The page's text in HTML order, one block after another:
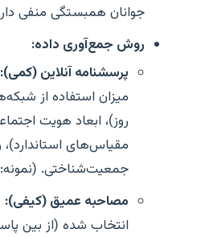
جوانان همبستگی منفی
روش جمع‌آوری داده:
پرسشنامه آنلاین (کمی):
میزان استفاده از
روز)، ابعاد هویت
مقیاس‌های استاندارد)،
جمعیت‌شناختی. (نمونه: 400 جوان تهرانی).
مصاحبه عمیق (کیفی):
انتخاب شده (از بین